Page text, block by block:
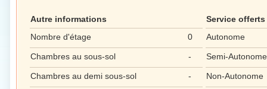
Autre informations
Nombre d'étage
0
Chambres au sous-sol -
Chambres au demi sous-sol -
Service offerts
Autonome
Semi-Autonome
Non-Autonome